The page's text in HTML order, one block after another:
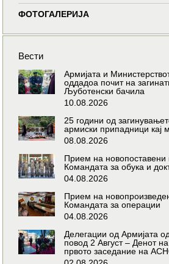
ФОТОГАЛЕРИЈА
Вести
Армијата и
оддадоа почит на
Љуботенски бачила
10.08.2026
25 години од
армиски припадници кај
08.08.2026
Прием на новопоставени
Командата за обука и
04.08.2026
Прием на
Командата за операции
04.08.2026
Делегации од Армијата
повод 2 Август – Денот
првото заседание на